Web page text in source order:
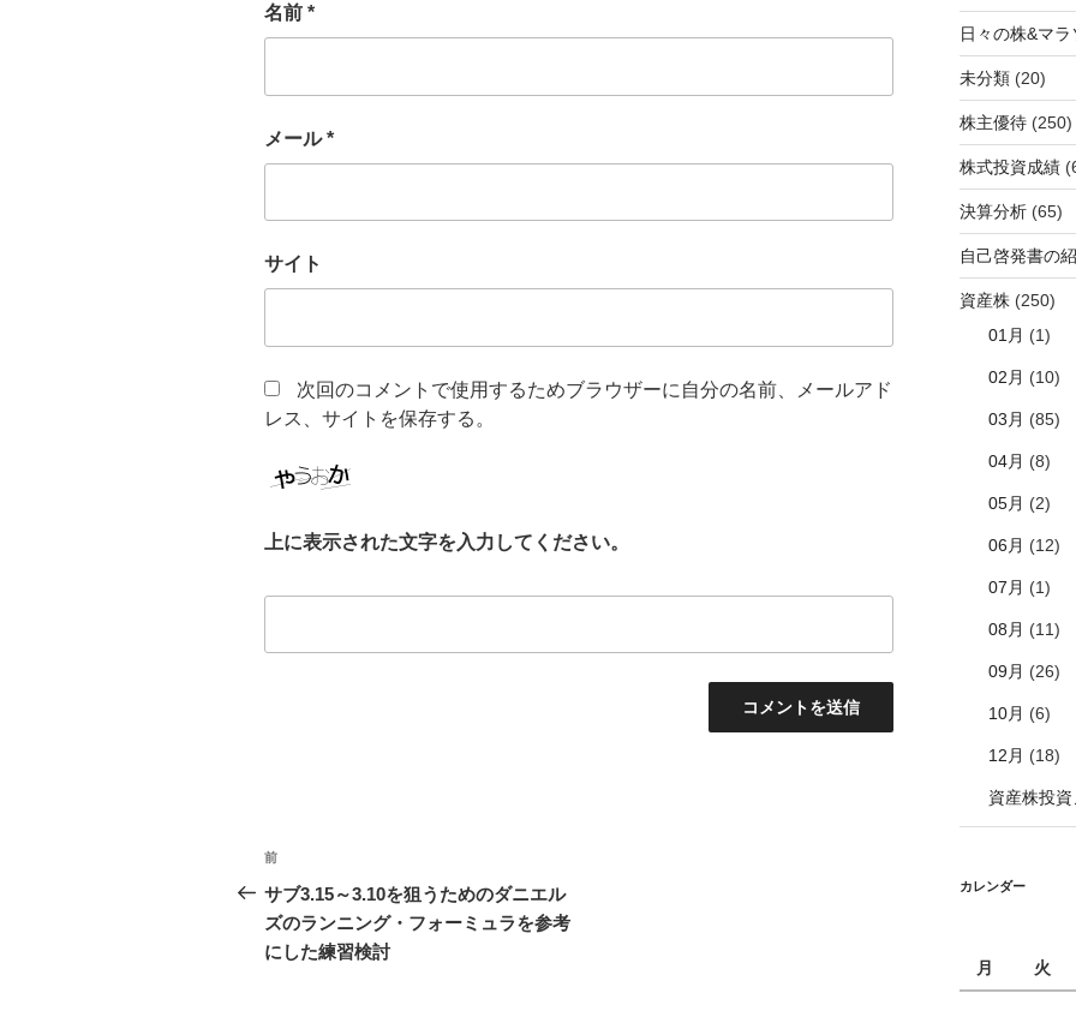
名前 *
メール*
サイト
次回のコメントで使用するためブラウザーに自分の名前、メールアド
レス、サイトを保存する。
上に表示された文字を入力してください。
投
稿
ナ
前
の
投
稿
前
サブ3.15～3.10を狙うためのダニエル
ズのランニング・フォーミュラを参考
にした練習検討
日々の株&マ
未分類(20)
株主優待(250)
株式投資成績
決算分析(65)
自己啓発書の
資産株(250)
01月 (1)
02月 (10)
03月 (85)
04月 (8)
05月 (2)
06月 (12)
07月 (1)
08月 (11)
09月 (26)
10月 (6)
12月 (18)
資産株投資
カレンダー
月
火